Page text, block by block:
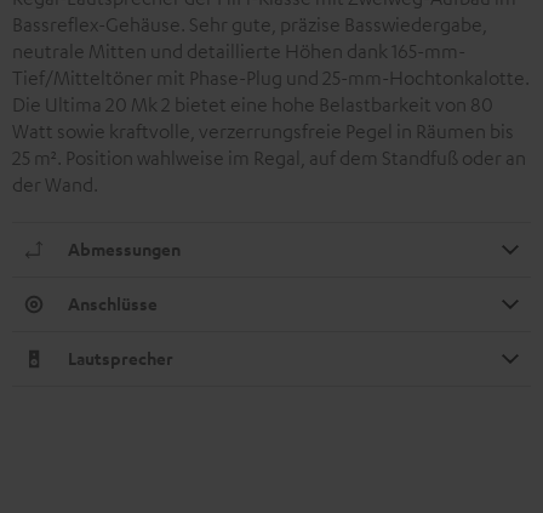
Bassreflex-Gehäuse. Sehr gute, präzise Basswiedergabe,
neutrale Mitten und detaillierte Höhen dank 165-mm-
Tief/Mitteltöner mit Phase-Plug und 25-mm-Hochtonkalotte.
Die Ultima 20 Mk 2 bietet eine hohe Belastbarkeit von 80
Watt sowie kraftvolle, verzerrungsfreie Pegel in Räumen bis
25 m². Position wahlweise im Regal, auf dem Standfuß oder an
der Wand.
Abmessungen
Anschlüsse
Lautsprecher